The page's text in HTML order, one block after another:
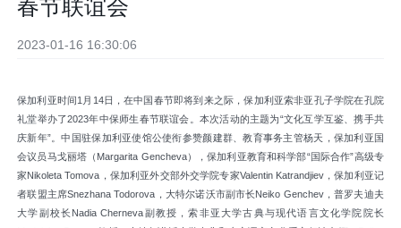
春节联谊会
2023-01-16 16:30:06
保加利亚时间1月14日，在中国春节即将到来之际，保加利亚索非亚孔子学院在孔院
礼堂举办了2023年中保师生春节联谊会。本次活动的主题为“文化互学互鉴、携手共
庆新年”。中国驻保加利亚使馆公使衔参赞颜建群、教育事务主管杨天，保加利亚国
会议员马戈丽塔（Margarita Gencheva），保加利亚教育和科学部“国际合作”高级专
家Nikoleta Tomova，保加利亚外交部外交学院专家Valentin Katrandjiev，保加利亚记
者联盟主席Snezhana Todorova，大特尔诺沃市副市长Neiko Genchev，普罗夫迪夫
大学副校长Nadia Cherneva副教授，索非亚大学古典与现代语言文化学院院长